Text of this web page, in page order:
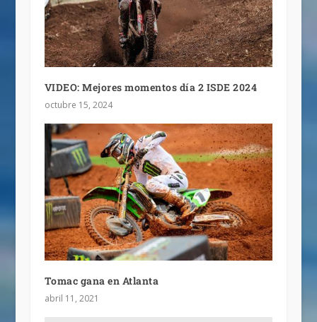
VIDEO: Mejores momentos día 2 ISDE 2024
octubre 15, 2024
Tomac gana en Atlanta
abril 11, 2021